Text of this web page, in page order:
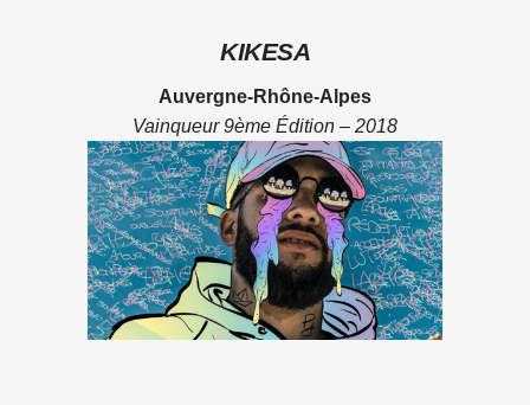
KIKESA
Auvergne-Rhône-Alpes
Vainqueur 9ème Édition – 2018